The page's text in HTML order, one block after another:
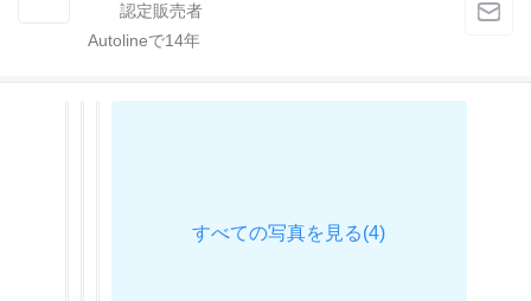
Autolineで14年